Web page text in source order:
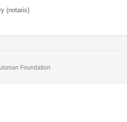
(notaris)
Foundation